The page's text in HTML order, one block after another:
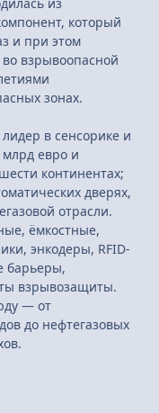
который
и при этом
взрывоопасной
зонах.
в сенсорике и
евро и
континентах;
дверях,
отрасли.
ёмкостные,
энкодеры, RFID-
барьеры,
взрывозащиты.
— от
до нефтегазовых